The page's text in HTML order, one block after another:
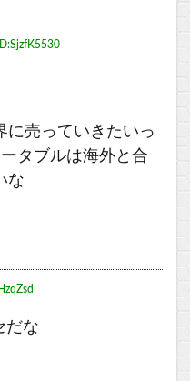
に売っていきたいっ
タブルは海外と合
な
だな